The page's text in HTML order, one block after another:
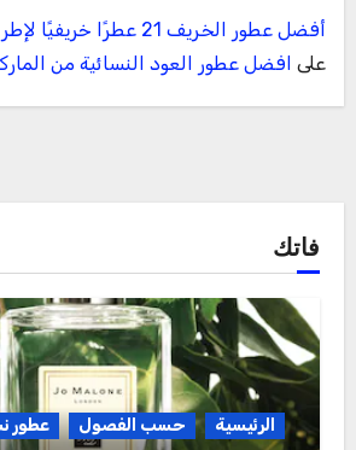
أفضل عطور الخريف 21 عطرًا خريفيًا لإطراءات لا حصر لها
على افضل عطور العود النسائية من الماركات
فاتك
الرئيسية حسب الفصول عطور